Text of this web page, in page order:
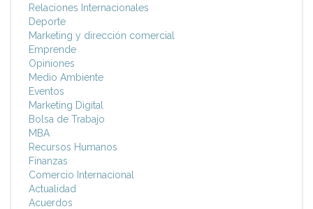
Relaciones Internacionales
Deporte
Marketing y dirección comercial
Emprende
Opiniones
Medio Ambiente
Eventos
Marketing Digital
Bolsa de Trabajo
MBA
Recursos Humanos
Finanzas
Comercio Internacional
Actualidad
Acuerdos